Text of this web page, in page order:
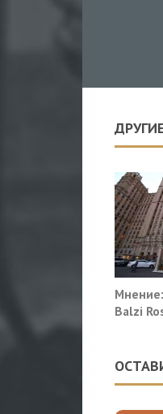
Balzi